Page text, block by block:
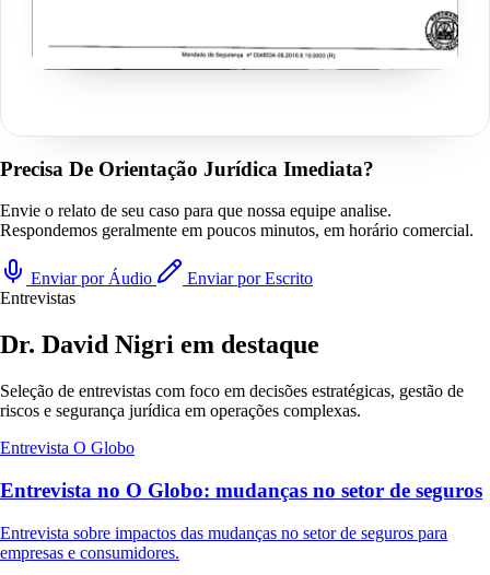
Precisa De Orientação Jurídica Imediata?
Envie o relato de seu caso para que nossa equipe analise.
Respondemos geralmente em poucos minutos, em horário comercial.
Enviar por Áudio
Enviar por Escrito
Entrevistas
Dr. David Nigri em destaque
Seleção de entrevistas com foco em decisões estratégicas, gestão de
riscos e segurança jurídica em operações complexas.
Entrevista O Globo
Entrevista no O Globo: mudanças no setor de seguros
Entrevista sobre impactos das mudanças no setor de seguros para
empresas e consumidores.